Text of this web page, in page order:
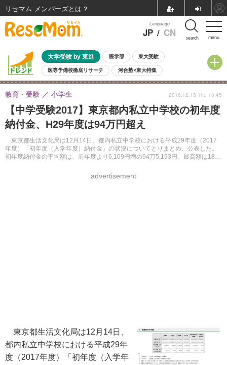
menu
Language
JP / CN search
大学受験 by 東進 医学部 東大受験
医専予備校徹底リサーチ 河合塾×東大特集
親子で考える大学選び 高校受験 中学受験 小学校受験
共通テスト 夏休み
8月開催イベント・WS 全国公立高校 過去問 人気記事
自由研究教材（小学生向け） 自由研究教材（中学生向け）
【中学受験2017】東京都内私立中学校の初年度
納付金、H29年度は94万円超え
東京都生活文化局は12月14日、都内私立中学校における平成29年度（2017
年度）「初年度（入学年度）納付金」の状況についてとりまとめ、公表した。
初年度納付金の平均額は、前年度より6,109円増の94万5,193円。最高額は187
教育・受験 小学生
advertisement
2016.12.15 Thu 13:45
東京都生活文化局は12月14日、
都内私立中学校における平成29年
度（2017年度）「初年度（入学年
リセマム メンバーズ